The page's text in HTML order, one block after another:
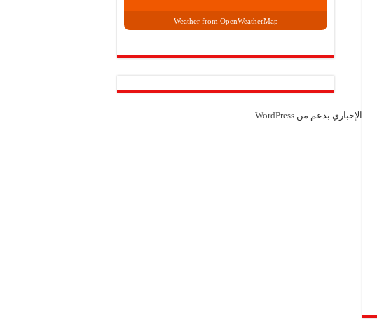
Weather from OpenWeatherMap
الإخباري بدعم من WordPress